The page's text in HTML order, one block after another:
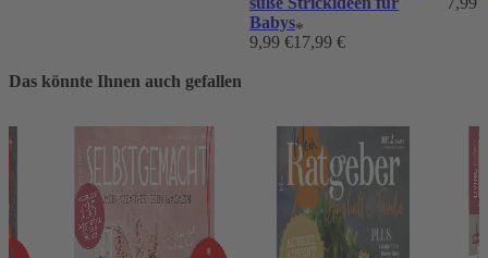
Babys
17,99 €
*
9,99 €
Das könnte Ihnen auch gefallen